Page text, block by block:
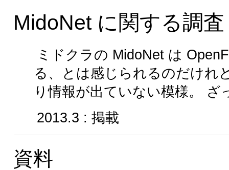
MidoNet に関する調査
ミドクラの MidoNet は
る、とは感じられるのだけれ
り情報が出ていない模様。 ざ
2013.3 : 掲載
資料